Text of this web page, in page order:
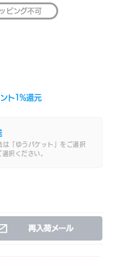
ピング不可
ト 1%還元
は「ゆうパケット」をご選択
択ください。